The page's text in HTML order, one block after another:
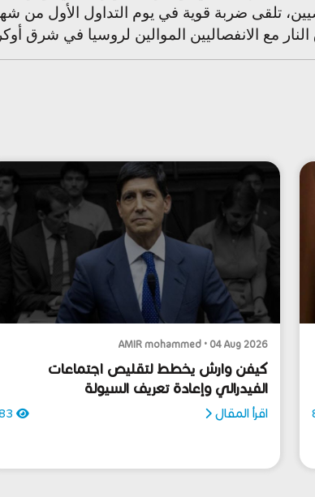
تلقى ضربة قوية في يوم التداول الأول من
مع الانفصاليين الموالين لروسيا في شرق
AMIR mohammed • 04 Aug 2026
كيفن وارش يخطط لتقليص اجتماعات
الفيدرالي وإعادة تعريف السيولة
اقرأ المقال 83